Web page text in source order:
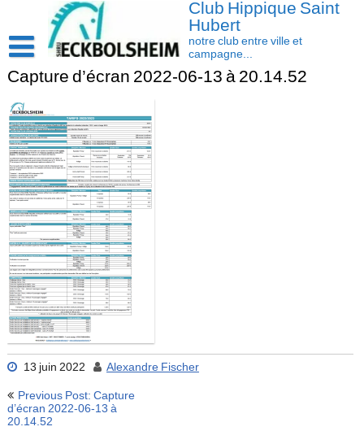
Club Hippique Saint
Hubert
notre club entre ville et
campagne...
Accueil
Saison 2026-2027
Les actus
Cavasoft client
Présentation
L’équipe
Les installations
La cavalerie : Les chevaux et les poneys
Activités
Disciplines
Compétition
Contact/accès
Capture d’écran 2022-06-13 à 20.14.52
13 juin 2022 Alexandre Fischer
Navigation
de
Previous Post: Capture
d’écran 2022-06-13 à
20.14.52